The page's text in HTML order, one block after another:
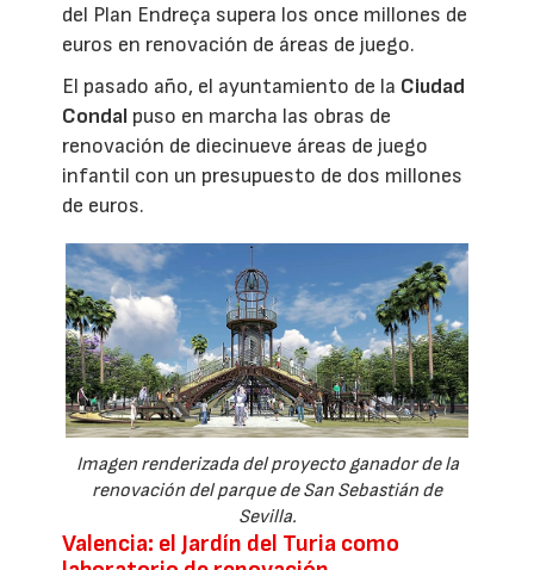
del Plan Endreça supera los once millones de
euros en renovación de áreas de juego.
El pasado año, el ayuntamiento de la Ciudad
Condal puso en marcha las obras de
renovación de diecinueve áreas de juego
infantil con un presupuesto de dos millones
de euros.
Imagen renderizada del proyecto ganador de la
renovación del parque de San Sebastián de
Sevilla.
Valencia: el Jardín del Turia como